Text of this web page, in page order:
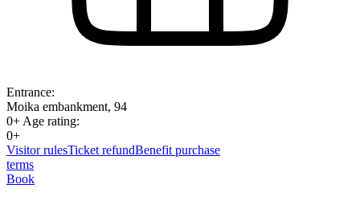
Entrance:
Moika embankment, 94
0+ Age rating:
0+
Visitor rulesTicket refundBenefit purchase
terms
Book